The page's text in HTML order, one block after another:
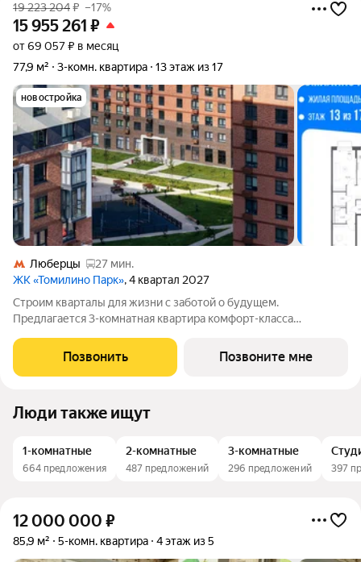
19 223 204₽ –17%
15 955 261 ₽
от 69 057 ₽ в месяц
77,9 м²
3-комн. квартира 13 этаж из 17
новостройка
Люберцы
27 мин.
ЖК «Томилино Парк», 4 квартал 2027
Строим кварталы для жизни с заботой о будущем.
Предлагается 3-комнатная квартира комфорт-класса
этаже, в жилом комплексе "Томилино Парк".Квартира
комплекса на выбор: может быть как с
Позвонить Позвоните мне
Люди также ищут
1-комнатные
664 предложения
2-комнатные
487 предложений
3-комнатные
296 предложений 397
12 000 000 ₽
85,9 м² 5-комн. квартира 4 этаж из 5